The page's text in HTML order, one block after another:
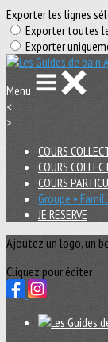
Exporter les lignes
Exporter toutes
Exporter
Menu
<
>
COURS
COURS
COURS
Groupe •
JE RESERVE
Ajoutez un logo, un
Cliquez pour éditer